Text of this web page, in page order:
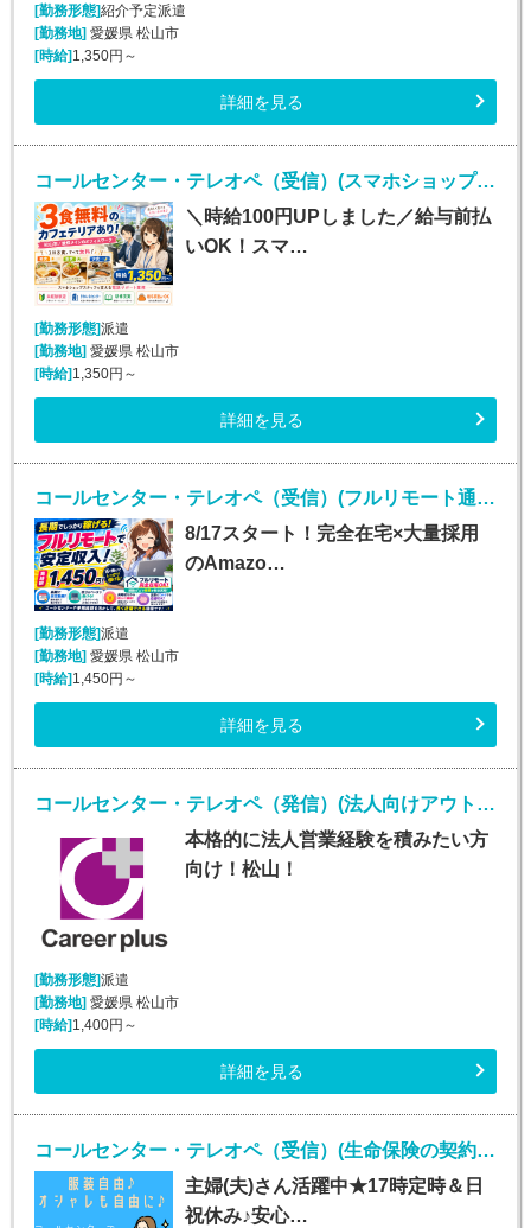
[勤務形態]紹介予定派遣
[勤務地]愛媛県 松山市
[時給]1,350円～
詳細を見る
コールセンター・テレオペ（受信）(スマホショップスタッフの電話サポート)
＼時給100円UPしました／給与前払
いOK！スマ…
[勤務形態]派遣
[勤務地]愛媛県 松山市
[時給]1,350円～
詳細を見る
コールセンター・テレオペ（受信）(フルリモート通販コールセンター受信)
8/17スタート！完全在宅×大量採用
のAmazo…
[勤務形態]派遣
[勤務地] 愛媛県 松山市
[時給] 1,450円～
詳細を見る
コールセンター・テレオペ（発信）(法人向けアウトバウンド業務/週5/9~18時)
本格的に法人営業経験を積みたい方
向け！松山！
[勤務形態]派遣
[勤務地] 愛媛県 松山市
[時給] 1,400円～
詳細を見る
コールセンター・テレオペ（受信）(生命保険の契約者問い合わせ窓口/7月1日入社)
主婦(夫)さん活躍中★17時定時＆日
祝休み♪安心…